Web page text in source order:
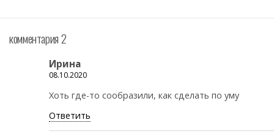
комментария 2
Ирина
08.10.2020
Хоть где-то сообразили, как сделать по уму
Ответить